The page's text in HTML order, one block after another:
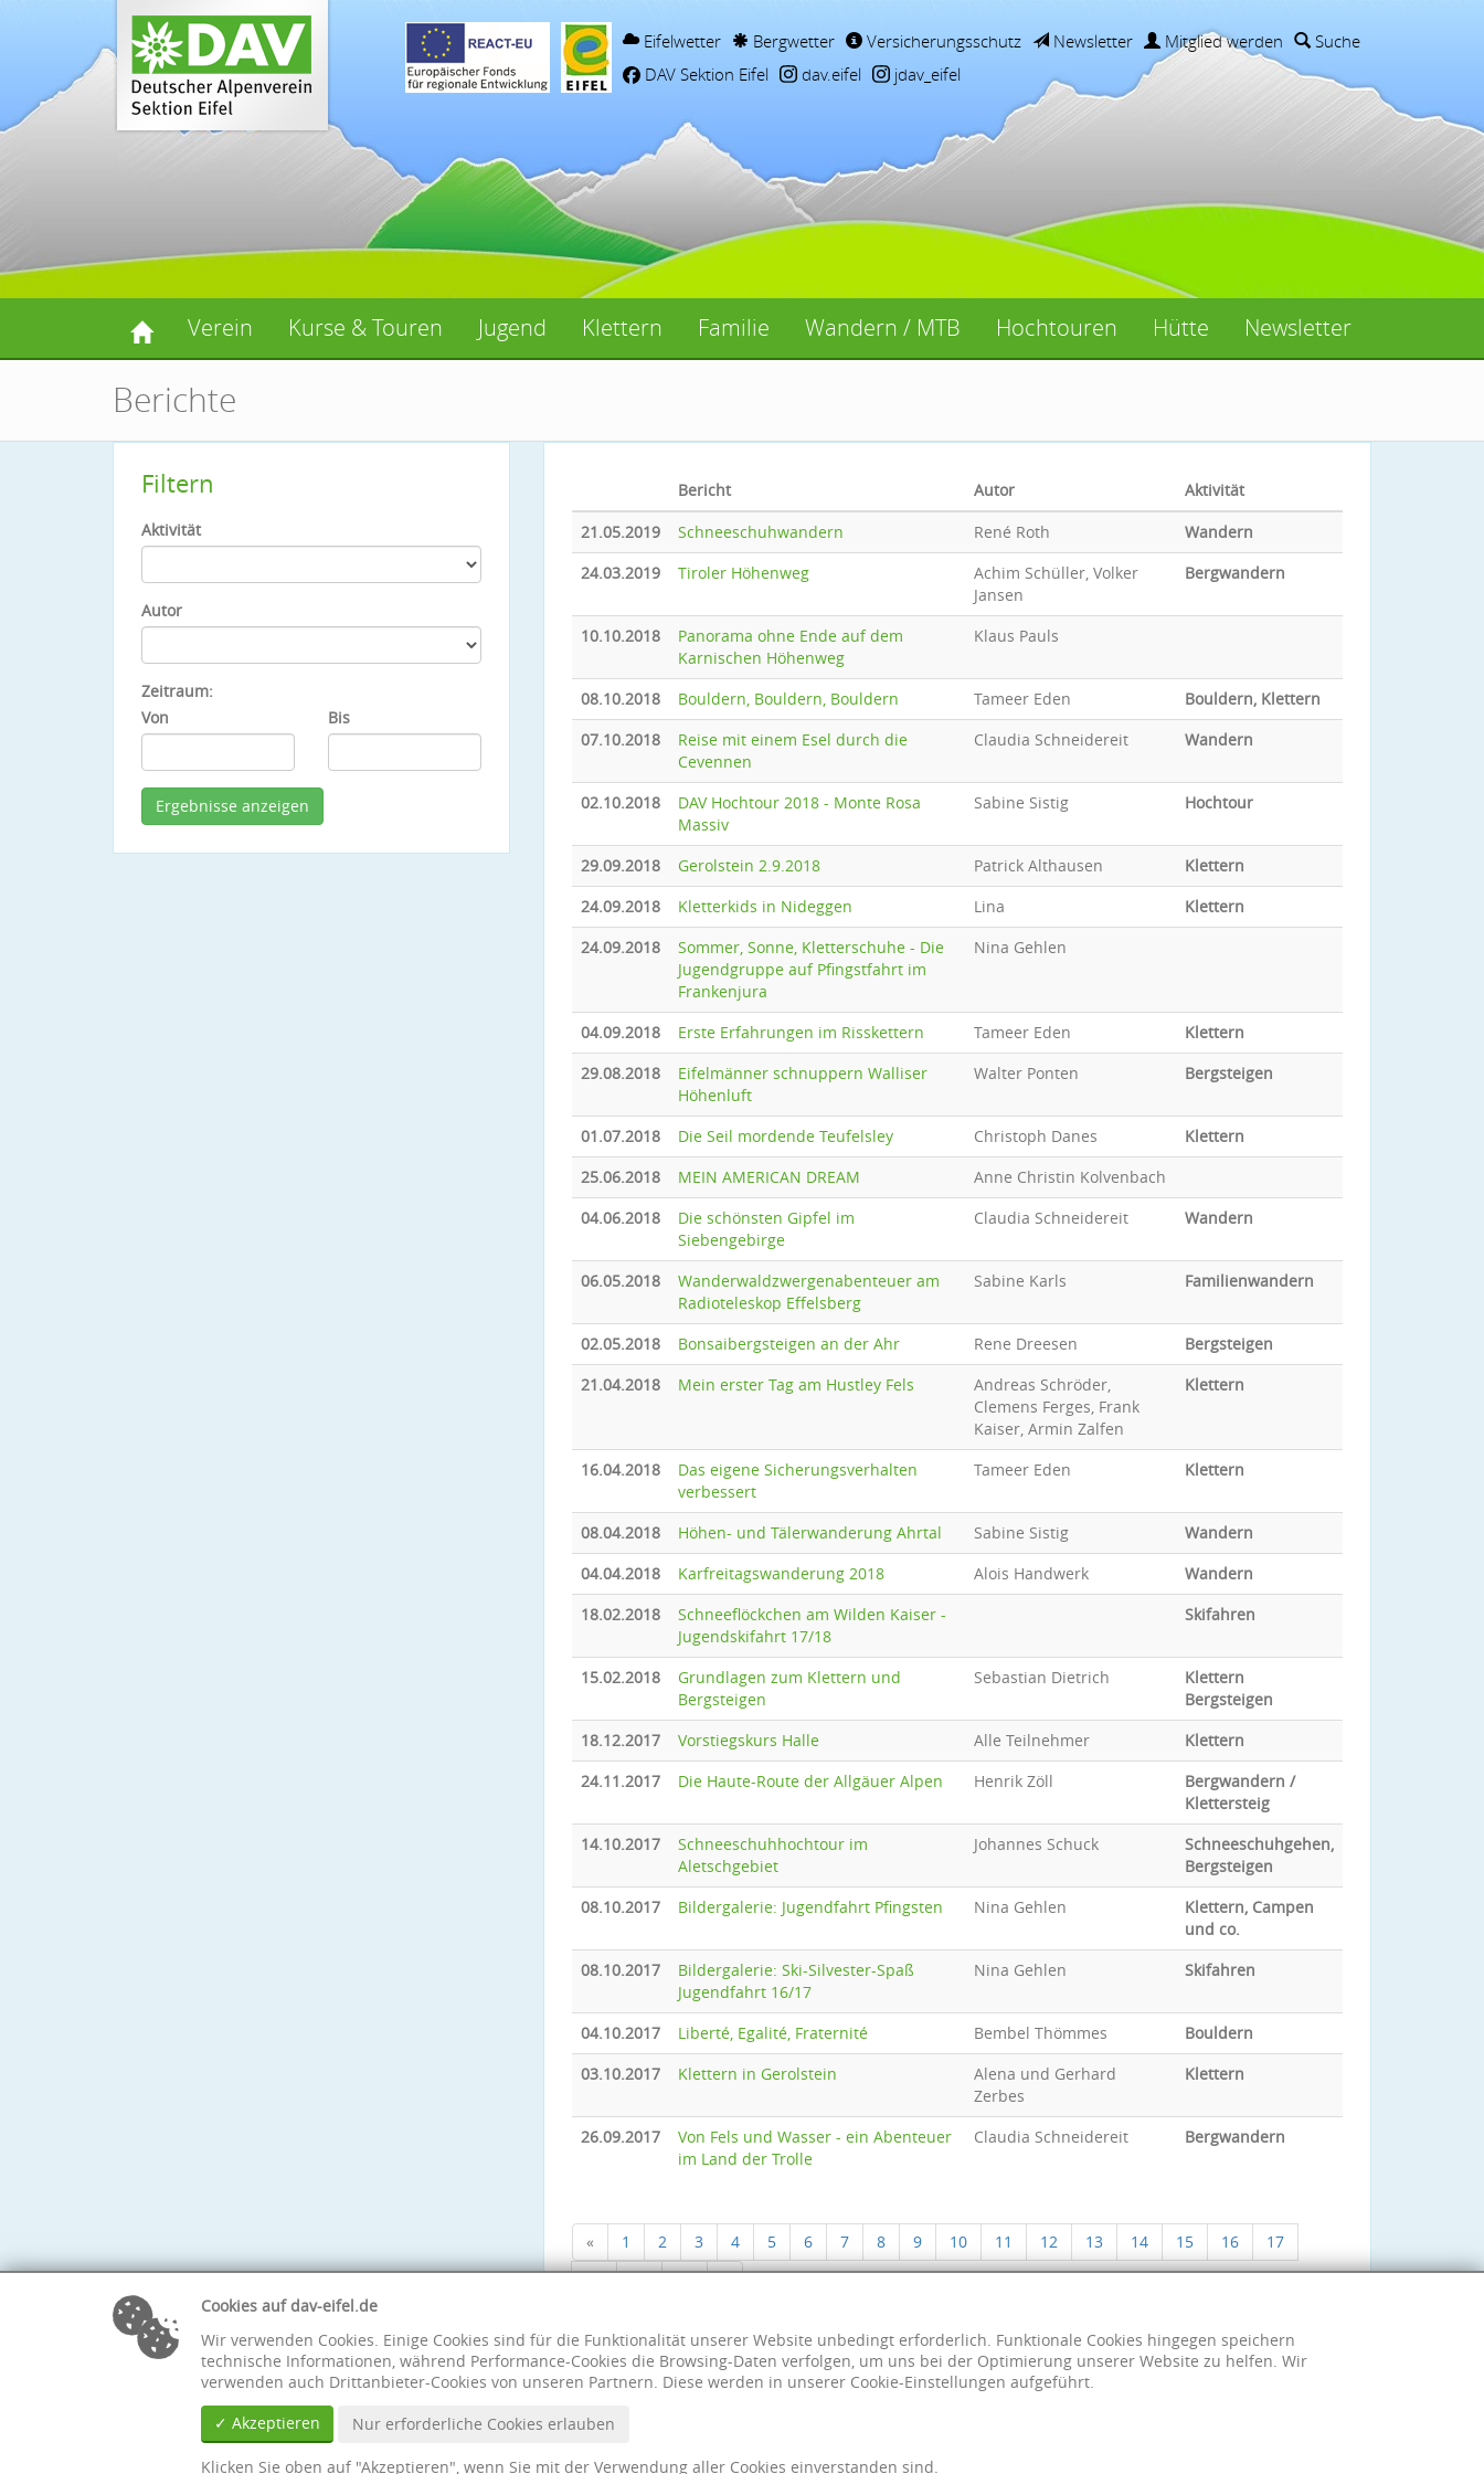
Eifelwetter Bergwetter Versicherungsschutz Newsletter Mitglied werden
Suche
DAV Sektion Eifel
dav.eifel jdav_eifel
Verein Kurse & Touren Jugend Klettern Familie Wandern / MTB Hochtouren Hütte Newsletter
Berichte
Filtern
Aktivität
Autor
Zeitraum:
Von
Bis
Bericht Autor
Aktivität
21.05.2019
Schneeschuhwandern René Roth
Wandern
24.03.2019
Tiroler Höhenweg
Achim Schüller, Volker
Jansen
Bergwandern
10.10.2018
Panorama ohne Ende auf dem
Karnischen Höhenweg
Klaus Pauls
08.10.2018 Bouldern, Bouldern, Bouldern Tameer Eden
Bouldern, Klettern
07.10.2018
Reise mit einem Esel durch die
Cevennen
Claudia Schneidereit Wandern
02.10.2018
DAV Hochtour 2018 - Monte Rosa
Massiv
Sabine Sistig Hochtour
29.09.2018 Gerolstein 2.9.2018 Patrick Althausen
Klettern
24.09.2018
Kletterkids in Nideggen Lina
Klettern
24.09.2018
Sommer, Sonne, Kletterschuhe - Die
Jugendgruppe auf Pfingstfahrt im
Frankenjura
Nina Gehlen
04.09.2018 Erste Erfahrungen im Risskettern Tameer Eden
Klettern
29.08.2018
Eifelmänner schnuppern Walliser
Höhenluft
Walter Ponten Bergsteigen
01.07.2018 Die Seil mordende Teufelsley Christoph Danes
Klettern
25.06.2018
MEIN AMERICAN DREAM
Anne Christin Kolvenbach
04.06.2018
Die schönsten Gipfel im
Siebengebirge
Claudia Schneidereit Wandern
06.05.2018
Wanderwaldzwergenabenteuer am
Radioteleskop Effelsberg
Sabine Karls Familienwandern
02.05.2018 Bonsaibergsteigen an der Ahr Rene Dreesen
Bergsteigen
21.04.2018
Mein erster Tag am Hustley Fels
Andreas Schröder,
Clemens Ferges, Frank
Kaiser, Armin Zalfen
Klettern
16.04.2018
Das eigene Sicherungsverhalten
verbessert
Tameer Eden Klettern
08.04.2018 Höhen- und Tälerwanderung Ahrtal Sabine Sistig
Wandern
04.04.2018
Karfreitagswanderung 2018 Alois Handwerk
Wandern
18.02.2018
Schneeflöckchen am Wilden Kaiser -
Jugendskifahrt 17/18
Skifahren
15.02.2018
Grundlagen zum Klettern und
Bergsteigen
Sebastian Dietrich
Klettern
Bergsteigen
18.12.2017
Vorstiegskurs Halle Alle Teilnehmer
Klettern
24.11.2017
Die Haute-Route der Allgäuer Alpen Henrik Zöll
Bergwandern /
Klettersteig
14.10.2017
Schneeschuhhochtour im
Aletschgebiet
Johannes Schuck
Schneeschuhgehen,
Bergsteigen
08.10.2017
Bildergalerie: Jugendfahrt Pfingsten Nina Gehlen
Klettern, Campen
und co.
08.10.2017
Bildergalerie: Ski-Silvester-Spaß
Jugendfahrt 16/17
Nina Gehlen Skifahren
04.10.2017 Liberté, Egalité, Fraternité Bembel Thömmes
Bouldern
03.10.2017
Klettern in Gerolstein
Alena und Gerhard
Zerbes
Klettern
26.09.2017
Von Fels und Wasser - ein Abenteuer
im Land der Trolle
Claudia Schneidereit Bergwandern
« 1 2 3 4 5 6 7 8 9 10 11 12 13 14 15 16
17
18
19 20
»
Cookies auf dav-eifel.de
Wir verwenden Cookies. Einige Cookies sind für die Funktionalität unserer Website unbedingt erforderlich. Funktionale Cookies hingegen speichern
technische Informationen, während Performance-Cookies die Browsing-Daten verfolgen, um uns bei der Optimierung unserer Website zu helfen. Wir
verwenden auch Drittanbieter-Cookies von unseren Partnern. Diese werden in unserer Cookie-Einstellungen aufgeführt.
✓ Akzeptieren
Nur erforderliche Cookies erlauben
Klicken Sie oben auf "Akzeptieren", wenn Sie mit der Verwendung aller Cookies einverstanden sind.